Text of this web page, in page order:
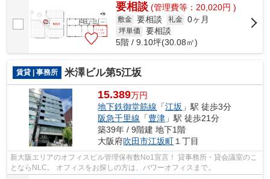
要相談 (管理費等：20,020円 )
敷金 要相談 礼金 0ヶ月
坪単価
要相談
5階 / 9.10坪(30.08㎡)
賃貸 | 事務所 米澤ビル第5江坂
15.389万円
地下鉄御堂筋線 「江坂 」駅 徒歩3分
阪急千里線 「豊津 」駅 徒歩21分
築39年 / 9階建 地下1階
大阪府吹田市江坂町 １丁目
新大阪エリアのオフィスビル管理保有数No1宣言！ 貸事務所・貸会議室のこ
とならNLC。 オフィスをお探しの方は、パワーオフィスまで。